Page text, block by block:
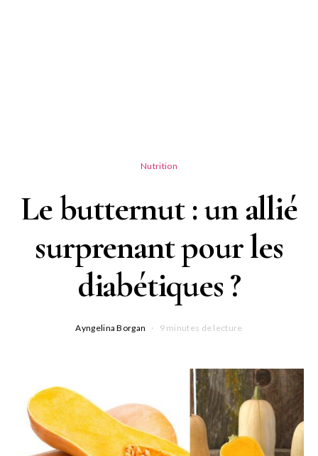
Nutrition
Le butternut : un allié
surprenant pour les
diabétiques ?
Ayngelina Borgan 9 minutes de lecture